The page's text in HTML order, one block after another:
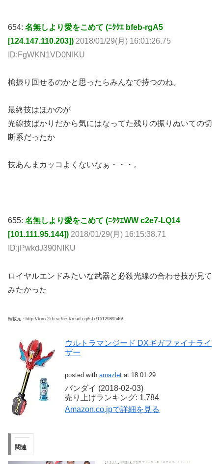
654: 名無しより愛をこめて (ﾆｸｸｴ bfeb-rgA5
[124.147.110.203]) 2018/01/29(月) 16:01:26.75
ID:FgWKN1VD0NIKU
槍振り回せるのかと思ったらみんなで持つのね。
最終技はほかのが
光線技ばかりだから気にはなってた残りの振りぬいての切
断系だったか
技あんまカッコよくないなぁ・・・。
655: 名無しより愛をこめて (ﾆｸｸｴWW c2e7-LQ14
[101.111.95.144]) 2018/01/29(月) 16:15:38.71
ID:jPwkdJ390NIKU
ロイヤルエンドみたいな武器と必殺光線の合わせ技が見て
みたかった
転載元：http://toro.2ch.sc/test/read.cgi/sfx/1512989546/
ウルトラマンジード DXギガファイナライ
ザー
posted with amazlet at 18.01.29
バンダイ (2018-02-03)
売り上げランキング: 1,784
Amazon.co.jpで詳細を見る
関連